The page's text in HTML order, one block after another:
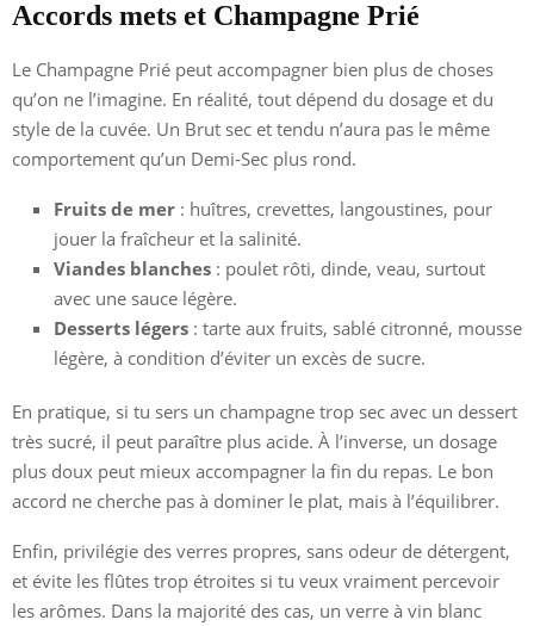
Accords mets et Champagne Prié
Le Champagne Prié peut accompagner bien plus de choses
qu’on ne l’imagine. En réalité, tout dépend du dosage et du
style de la cuvée. Un Brut sec et tendu n’aura pas le même
comportement qu’un Demi-Sec plus rond.
Fruits de mer : huîtres, crevettes, langoustines, pour
jouer la fraîcheur et la salinité.
Viandes blanches : poulet rôti, dinde, veau, surtout
avec une sauce légère.
Desserts légers : tarte aux fruits, sablé citronné, mousse
légère, à condition d’éviter un excès de sucre.
En pratique, si tu sers un champagne trop sec avec un dessert
très sucré, il peut paraître plus acide. À l’inverse, un dosage
plus doux peut mieux accompagner la fin du repas. Le bon
accord ne cherche pas à dominer le plat, mais à l’équilibrer.
Enfin, privilégie des verres propres, sans odeur de détergent,
et évite les flûtes trop étroites si tu veux vraiment percevoir
les arômes. Dans la majorité des cas, un verre à vin blanc